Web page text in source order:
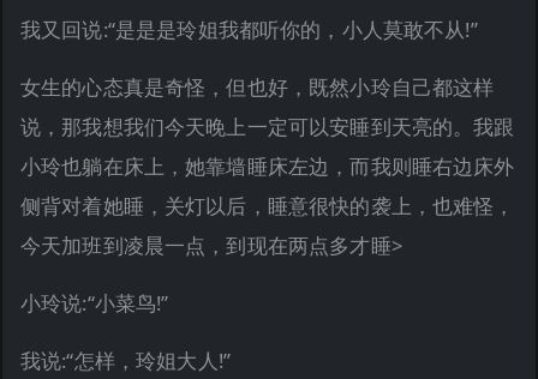
我又回说:“是是是玲姐我都听你的，小人莫敢不从!”
女生的心态真是奇怪，但也好，既然小玲自己都这样
说，那我想我们今天晚上一定可以安睡到天亮的。我跟
小玲也躺在床上，她靠墙睡床左边，而我则睡右边床外
侧背对着她睡，关灯以后，睡意很快的袭上，也难怪，
今天加班到凌晨一点，到现在两点多才睡>
小玲说:“小菜鸟!”
我说:“怎样，玲姐大人!”